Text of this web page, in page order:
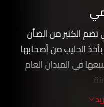
تضم الكثير من الضأن
الحليب من أصحابها
في الميدان العام
الرسم لدرجة كبيرة